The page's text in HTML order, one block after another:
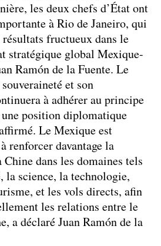
les deux chefs d’État ont
à Rio de Janeiro, qui
résultats fructueux dans le
stratégique global Mexique-
Ramón de la Fuente. Le
et son
à adhérer au principe
une position diplomatique
Le Mexique est
renforcer davantage la
dans les domaines tels
la science, la technologie,
et les vols directs, afin
les relations entre le
a déclaré Juan Ramón de la